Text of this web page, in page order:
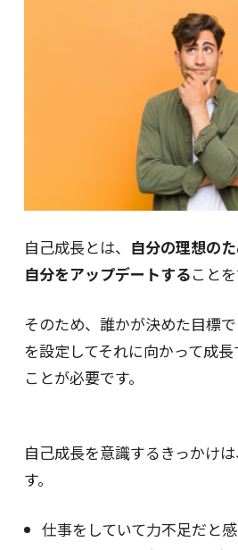
自己成長とは、 自分の理想の
自分をアップデートすること
そのため、誰かが決めた目標
を設定してそれに向かって成
ことが必要です。
自己成長を意識するきっかけ
す。
仕事をしていて力不足だと